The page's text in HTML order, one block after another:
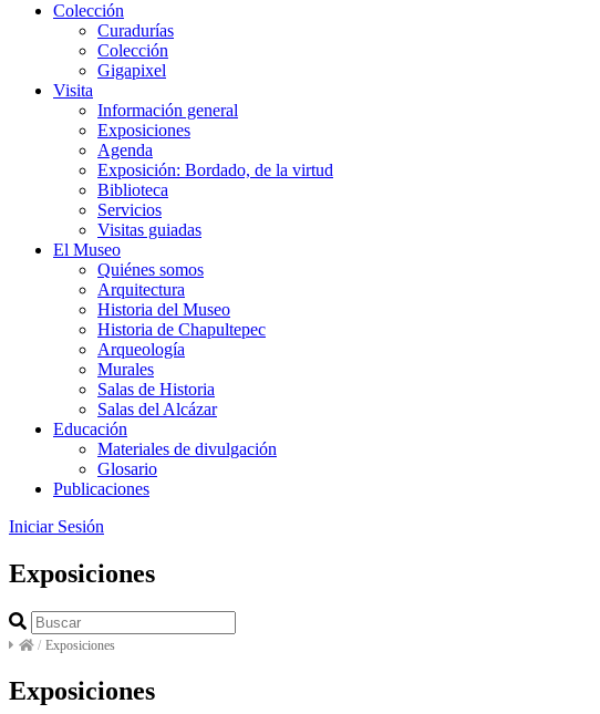
Colección
Curadurías
Colección
Gigapixel
Visita
Información general
Exposiciones
Agenda
Exposición: Bordado, de la virtud
Biblioteca
Servicios
Visitas guiadas
El Museo
Quiénes somos
Arquitectura
Historia del Museo
Historia de Chapultepec
Arqueología
Murales
Salas de Historia
Salas del Alcázar
Educación
Materiales de divulgación
Glosario
Publicaciones
Iniciar Sesión
Exposiciones
/ Exposiciones
Exposiciones